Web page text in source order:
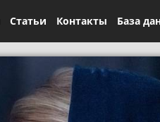
Статьи Контакты База